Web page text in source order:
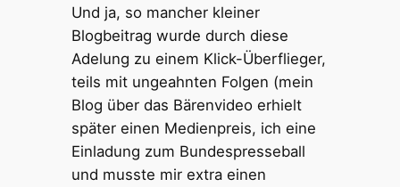
Und ja, so mancher kleiner
Blogbeitrag wurde durch diese
Adelung zu einem Klick-Überflieger,
teils mit ungeahnten Folgen (mein
Blog über das Bärenvideo erhielt
später einen Medienpreis, ich eine
Einladung zum Bundespresseball
und musste mir extra einen